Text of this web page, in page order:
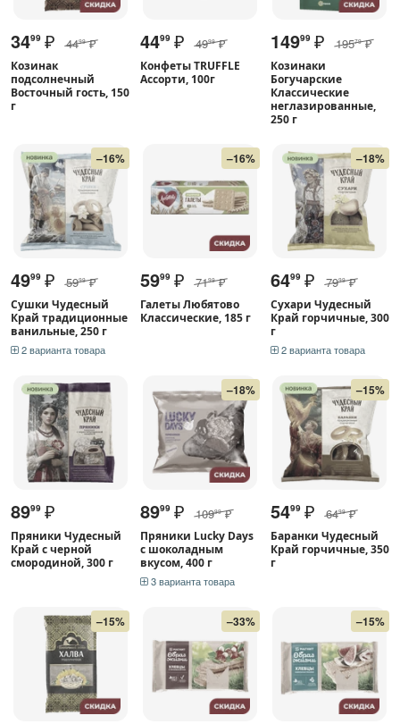
3499 ₽ 4499 ₽
Козинак
подсолнечный
Восточный гость, 150
г
4499 ₽ 4999 ₽
Конфеты TRUFFLE
Ассорти, 100г
14999 ₽ 19579 ₽
Козинаки
Богучарские
Классические
неглазированные,
250 г
–16%
4999 ₽ 5999 ₽
Сушки Чудесный
Край традиционные
ванильные, 250 г
2 варианта товара
–16%
5999 ₽ 7199 ₽
Галеты Любятово
Классические, 185 г
–18%
6499 ₽ 7999 ₽
Сухари Чудесный
Край горчичные, 300
г
2 варианта товара
8999 ₽
Пряники Чудесный
Край с черной
смородиной, 300 г
–18%
8999 ₽ 10999 ₽
Пряники Lucky Days
с шоколадным
вкусом, 400 г
3 варианта товара
–15%
5499 ₽ 6499 ₽
Баранки Чудесный
Край горчичные, 350
г
–15% –33% –15%